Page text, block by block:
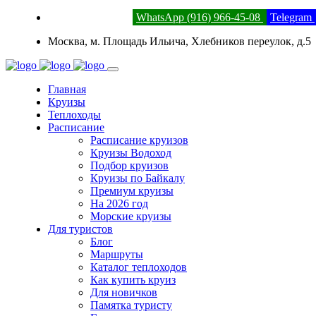
WhatsApp (916) 966-45-08 Telegram
Москва, м. Площадь Ильича, Хлебников переулок, д.5
Главная
Круизы
Теплоходы
Расписание
Расписание круизов
Круизы Водоход
Подбор круизов
Круизы по Байкалу
Премиум круизы
На 2026 год
Морские круизы
Для туристов
Блог
Маршруты
Каталог теплоходов
Как купить круиз
Для новичков
Памятка туристу